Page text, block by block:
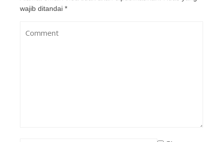
wajib ditandai *